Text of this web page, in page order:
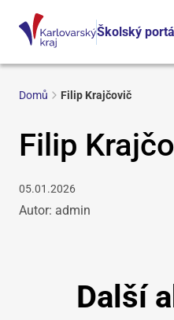
Školský
Domů Filip Krajčovič
Filip
05.01.2026
Autor: admin
Další